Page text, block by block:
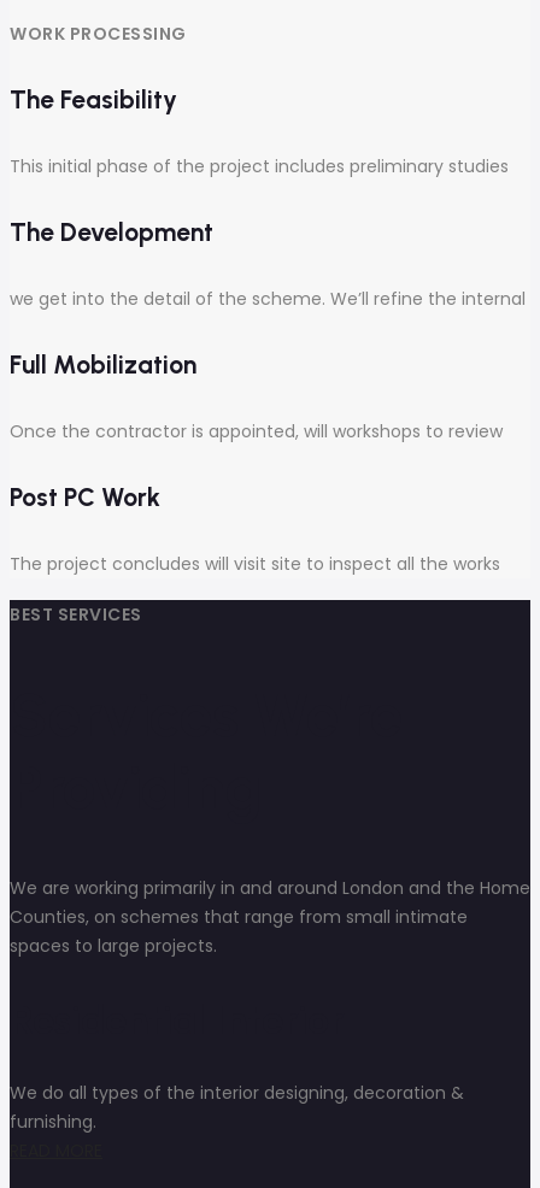
WORK PROCESSING
The Feasibility
This initial phase of the project includes preliminary studies
The Development
we get into the detail of the scheme. We’ll refine the internal
Full Mobilization
Once the contractor is appointed, will workshops to review
Post PC Work
The project concludes will visit site to inspect all the works
BEST SERVICES
We are working primarily in and around London and the Home
Counties, on schemes that range from small intimate
spaces to large projects.
We do all types of the interior designing, decoration &
furnishing.